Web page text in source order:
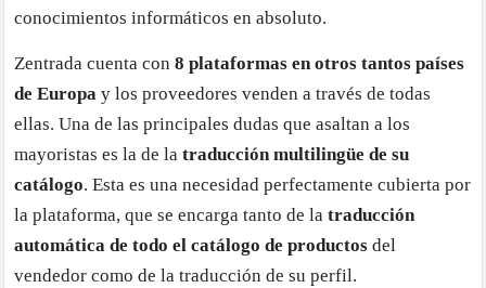
conocimientos informáticos en absoluto.
Zentrada cuenta con8 plataformas en otros tantos países
de Europa y los proveedores venden a través de todas
ellas. Una de las principales dudas que asaltan a los
mayoristas es la de latraducción multilingüe de su
catálogo. Esta es una necesidad perfectamente cubierta por
la plataforma, que se encarga tanto de la traducción
automática de todo el catálogo de productos del
vendedor como de la traducción de su perfil.